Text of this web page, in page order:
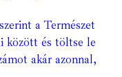
a Természet
között és töltse le
akár azonnal,